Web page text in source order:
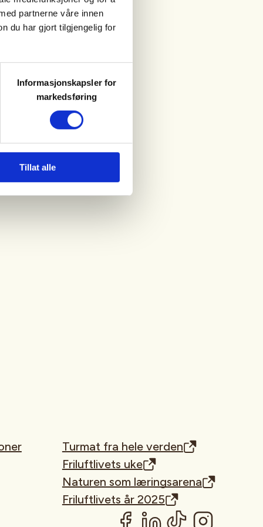
partnerne våre innen
du har gjort tilgjengelig for
Informasjonskapsler for
markedsføring
Tillat alle
Turmat fra hele verden
Friluftlivets uke
Naturen som læringsarena
Friluftlivets år 2025